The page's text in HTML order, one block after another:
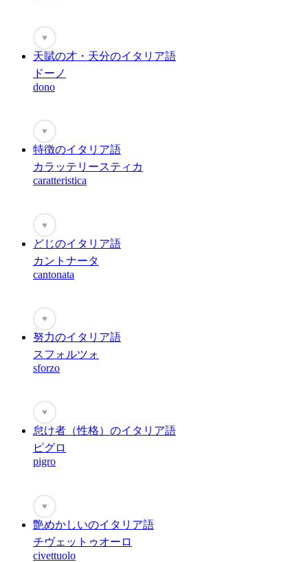
♥
天賦の才・天分のイタリア語
ドーノ
dono
♥
特徴のイタリア語
カラッテリースティカ
caratteristica
♥
どじのイタリア語
カントナータ
cantonata
♥
努力のイタリア語
スフォルツォ
sforzo
♥
怠け者（性格）のイタリア語
ピグロ
pigro
♥
艶めかしいのイタリア語
チヴェットゥオーロ
civettuolo